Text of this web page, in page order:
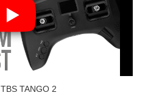
TBS TANGO 2